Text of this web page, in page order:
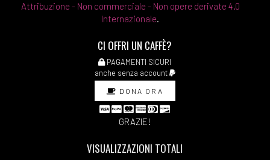
Attribuzione - Non commerciale - Non opere derivate 4.0
Internazionale.
CI OFFRI UN CAFFÈ?
PAGAMENTI SICURI
anche senza account
DONA ORA
GRAZIE!
VISUALIZZAZIONI TOTALI